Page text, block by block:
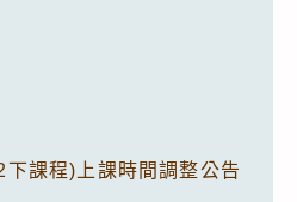
課程)上課時間調整公告